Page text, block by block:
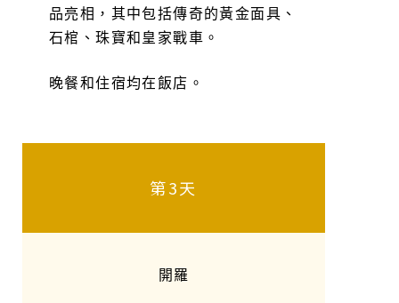
品亮相，其中包括傳奇的黃金面具、
石棺、珠寶和皇家戰車。
晚餐和住宿均在飯店。
第3天
開羅